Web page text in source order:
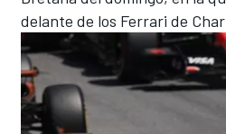
delante de los Ferrari de